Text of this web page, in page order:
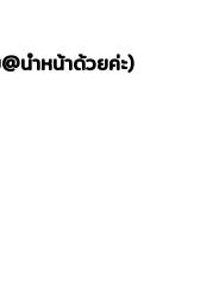
นำหน้าด้วยค่ะ)